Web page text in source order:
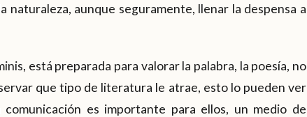
naturaleza, aunque seguramente, llenar la despensa a
está preparada para valorar la palabra, la poesía, no
que tipo de literatura le atrae, esto lo pueden ver
es importante para ellos, un medio de